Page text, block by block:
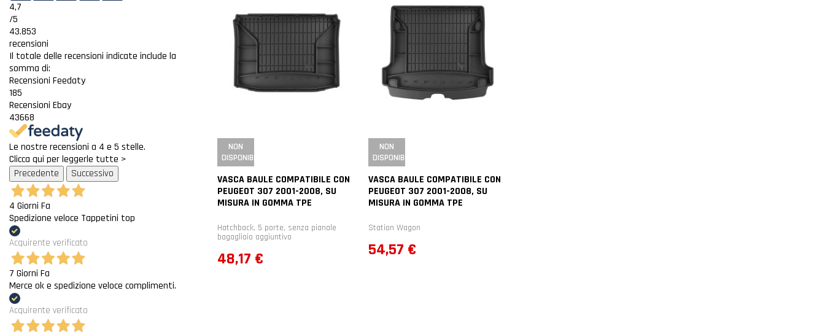
4,7
/5
43.853
recensioni
Il totale delle recensioni indicate include la
somma di:
Recensioni Feedaty
185
Recensioni Ebay
43668
Le nostre recensioni a 4 e 5 stelle.
Clicca qui per leggerle tutte >
Precedente
Successivo
4 Giorni Fa
Spedizione veloce Tappetini top
Acquirente verificato
7 Giorni Fa
Merce ok e spedizione veloce complimenti.
Acquirente verificato
NON
DISPONIBILE
VASCA BAULE COMPATIBILE CON
PEUGEOT 307 2001-2008, SU
MISURA IN GOMMA TPE
Hatchback, 5 porte, senza pianale
bagagliaio aggiuntivo
Prezzo
48,17 €
NON
DISPONIBILE
VASCA BAULE COMPATIBILE CON
PEUGEOT 307 2001-2008, SU
MISURA IN GOMMA TPE
Station Wagon
Prezzo
54,57 €